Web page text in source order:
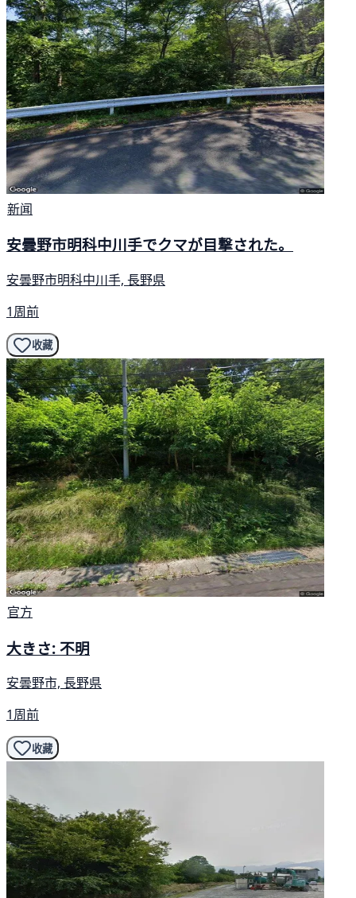
新闻
安曇野市明科中川手でクマが目撃された。
安曇野市明科中川手, 長野県
1周前
收藏
官方
大きさ: 不明
安曇野市, 長野県
1周前
收藏